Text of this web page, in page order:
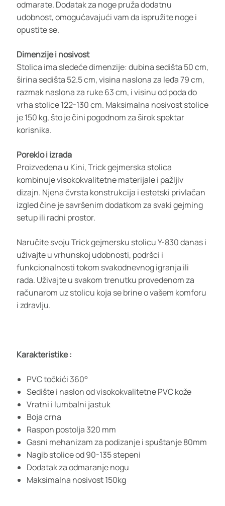
odmarate. Dodatak za noge pruža dodatnu
udobnost, omogućavajući vam da ispružite noge i
opustite se.
Dimenzije i nosivost
Stolica ima sledeće dimenzije: dubina sedišta 50 cm,
širina sedišta 52.5 cm, visina naslona za leđa 79 cm,
razmak naslona za ruke 63 cm, i visinu od poda do
vrha stolice 122-130 cm. Maksimalna nosivost stolice
je 150 kg, što je čini pogodnom za širok spektar
korisnika.
Poreklo i izrada
Proizvedena u Kini, Trick gejmerska stolica
kombinuje visokokvalitetne materijale i pažljiv
dizajn. Njena čvrsta konstrukcija i estetski privlačan
izgled čine je savršenim dodatkom za svaki gejming
setup ili radni prostor.
Naručite svoju Trick gejmersku stolicu Y-830 danas i
uživajte u vrhunskoj udobnosti, podršci i
funkcionalnosti tokom svakodnevnog igranja ili
rada. Uživajte u svakom trenutku provedenom za
računarom uz stolicu koja se brine o vašem komforu
i zdravlju.
Karakteristike :
PVC točkići 360°
Sedište i naslon od visokokvalitetne PVC kože
Vratni i lumbalni jastuk
Boja crna
Raspon postolja 320 mm
Gasni mehanizam za podizanje i spuštanje 80mm
Nagib stolice od 90-135 stepeni
Dodatak za odmaranje nogu
Maksimalna nosivost 150kg